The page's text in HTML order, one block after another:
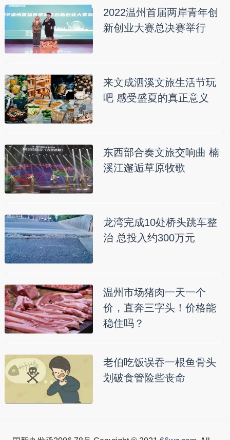
2022温州首届两岸青年创
新创业大赛总决赛举行
来文成泗溪文旅生活节玩
吧 感受盛夏的真正意义
东西部合奏文旅交响曲 楠
溪江邂逅草原牧歌
龙湾完成10处桥头跳车整
治 总投入约300万元
温州市场猪肉一天一个
价，直奔三字头！价格能
稳住吗？
老伯吃饭误吞一根鱼骨头
划破食管险些丧命